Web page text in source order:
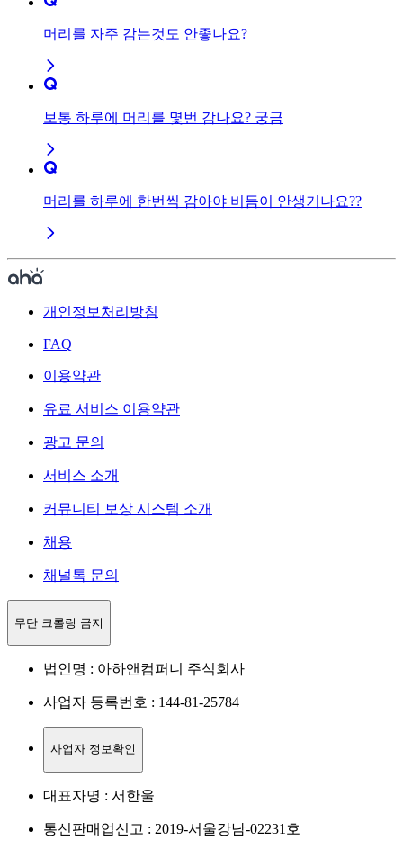
머리를 자주 감는것도 안좋나요?
보통 하루에 머리를 몇번 감나요? 궁금
머리를 하루에 한번씩 감아야 비듬이 안생기나요??
개인정보처리방침
FAQ
이용약관
유료 서비스 이용약관
광고 문의
서비스 소개
커뮤니티 보상 시스템 소개
채용
채널톡 문의
무단 크롤링 금지
법인명 : 아하앤컴퍼니 주식회사
사업자 등록번호 : 144-81-25784
사업자 정보확인
대표자명 : 서한울
통신판매업신고 : 2019-서울강남-02231호